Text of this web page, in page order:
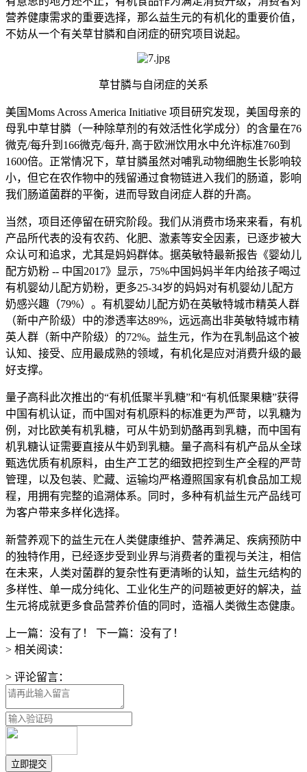
营养健康需求的重要选择，那么益生元的有机化的重要价值，
不妨从一个有关草甘膦和自闭症的研究项目说起。
草甘膦与自闭症的关系
美国Moms Across America Initiative 项目研究发现，美国母亲的
母乳中草甘膦（一种除草剂的有效活性化学成分）的含量在76
微克/每升到166微克/每升, 高于欧洲饮用水中允许标准760到
1600倍。正常情况下，草甘膦虽然对哺乳动物细胞生长影响较
小，但它在农作物中的残留通过食物链进入我们的肠道，影响
我们肠道菌群的平衡，进而导致自闭症人群的升高。
当然，项目还停留在研究阶段。我们从消费市场来来看，有机
产品所代表的没有农药、化肥、激素等安全因素，已逐步被大
众认可和追求，尤其是妈妈群体。据英敏特最新报告《婴幼儿
配方奶粉 -- 中国2017》显示，75%中国妈妈半年内给孩子喝过
有机婴幼儿配方奶粉，更多25-34岁的妈妈对有机婴幼儿配方
奶感兴趣（79%）。有机婴幼儿配方奶在英敏特城市精英人群
（新中产阶级）中的渗透率达89%，远远高出非英敏特城市精
英人群（新中产阶级）的72%。益生元，作为在乳制品这个被
认知、接受、应用最成熟的领域，有机化是应对消费升级的最
好支撑。
量子高科此次推出的“有机低聚半乳糖”和“有机低聚果糖”获得
中国有机认证，而中国对有机原料的标准更为严苛，以乳糖为
例，对比欧美有机乳糖，可从牛奶到奶酪再到乳糖，而中国有
机乳糖认证需要直接从牛奶到乳糖。量子高科有机产品从全球
甄选优质有机原料，由生产工艺的细致把控到生产全程的严苛
管理，以及包装、贮藏、运输均严格遵照国家有机食品加工规
程，用拥有完整的追溯体系。同时，多种有机益生元产品线可
为客户带来多样化选择。
新营养观下的益生元在人类健康维护、营养满足、疾病预防中
的独特作用，已经逐步受到业界与消费者的重视与关注，相信
在未来，人类对菌群的复杂性有更清晰的认知，益生元结构的
多样性、单一成分纯化、工业化生产的问题被更好的解决，益
生元将成就更多食品营养价值的同时，造福人类微生态健康。
上一篇：没有了！
下一篇：没有了！
> 相关阅读：
> 评论留言：